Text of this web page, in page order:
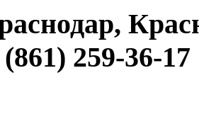
(861) 259-36-17